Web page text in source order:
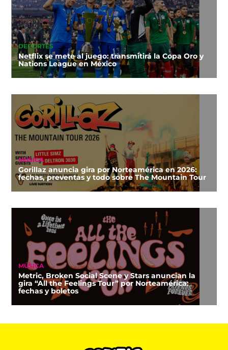
DEPORTES
Netflix se mete al juego: transmitirá la Copa Oro y
Nations League en México
MÚSICA
Gorillaz anuncia gira por Norteamérica en 2026:
fechas, preventas y todo sobre The Mountain Tour
MÚSICA
Metric, Broken Social Scene y Stars anuncian la
gira “All the Feelings Tour” por Norteamérica:
fechas y boletos